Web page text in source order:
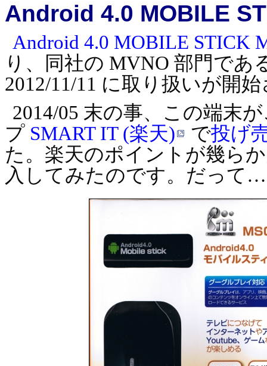
Android 4.0 MOBILE
Android 4.0 MOBILE STICK
り、同社の MVNO 部門であ
2012/11/11 に取り扱いが開
2014/05 末の事、この端末
プ SMART IT (楽天) で投げ
た。楽天のポイントが幾ら
入してみたのです。だって…